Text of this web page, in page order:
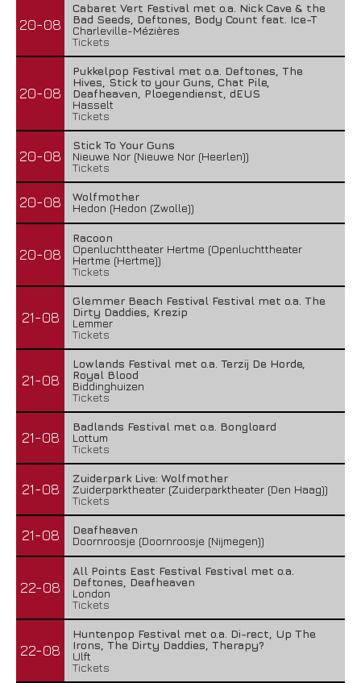
20-08
Cabaret Vert Festival met o.a. Nick Cave & the
Bad Seeds, Deftones, Body Count feat. Ice-T
Charleville-Mézières
Tickets
20-08
Pukkelpop Festival met o.a. Deftones, The
Hives, Stick to your Guns, Chat Pile,
Deafheaven, Ploegendienst, dEUS
Hasselt
Tickets
20-08
Stick To Your Guns
Nieuwe Nor (Nieuwe Nor (Heerlen))
Tickets
20-08
Wolfmother
Hedon (Hedon (Zwolle))
20-08
Racoon
Openluchttheater Hertme (Openluchttheater
Hertme (Hertme))
Tickets
21-08
Glemmer Beach Festival Festival met o.a. The
Dirty Daddies, Krezip
Lemmer
Tickets
21-08
Lowlands Festival met o.a. Terzij De Horde,
Royal Blood
Biddinghuizen
Tickets
21-08
Badlands Festival met o.a. Bongloard
Lottum
Tickets
21-08
Zuiderpark Live: Wolfmother
Zuiderparktheater (Zuiderparktheater (Den Haag))
Tickets
21-08
Deafheaven
Doornroosje (Doornroosje (Nijmegen))
22-08
All Points East Festival Festival met o.a.
Deftones, Deafheaven
London
Tickets
22-08
Huntenpop Festival met o.a. Di-rect, Up The
Irons, The Dirty Daddies, Therapy?
Ulft
Tickets